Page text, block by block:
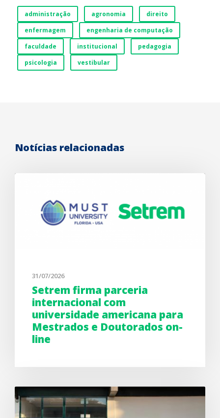
administração agronomia
direito
enfermagem
engenharia de computação
faculdade
institucional
pedagogia
psicologia
vestibular
Notícias relacionadas
31/07/2026
Setrem firma parceria
internacional com
universidade americana para
Mestrados e Doutorados on-
line